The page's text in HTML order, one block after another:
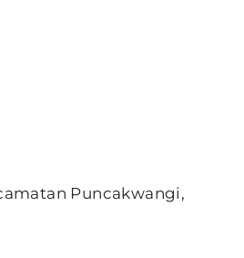
Puncakwangi,